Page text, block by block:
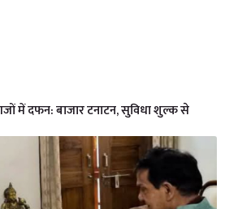
में दफन: बाजार टनाटन, सुविधा शुल्क से